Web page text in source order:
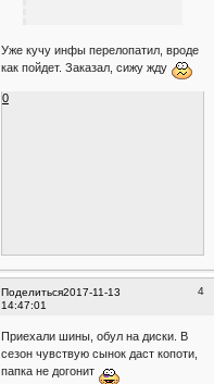
Уже кучу инфы перелопатил, вроде
как пойдет. Заказал, сижу жду
0
Поделиться 4
2017-11-13
14:47:01
Приехали шины, обул на диски. В
сезон чувствую сынок даст копоти,
папка не догонит